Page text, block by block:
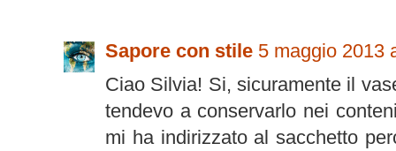
Sapore con stile 5 maggio 2013
Ciao Silvia! Si, sicuramente il
tendevo a conservarlo nei
mi ha indirizzato al sacchetto